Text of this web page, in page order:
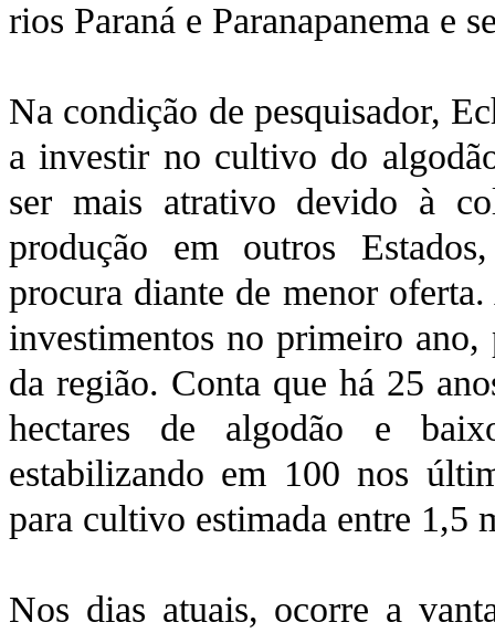
rios Paraná e Paranapanema e
Na condição de pesquisador,
a investir no cultivo do
ser mais atrativo devido à
produção em outros
procura diante de menor
investimentos no primeiro
da região. Conta que há 25
hectares de algodão e
estabilizando em 100 nos
para cultivo estimada entre 1,5
Nos dias atuais, ocorre a